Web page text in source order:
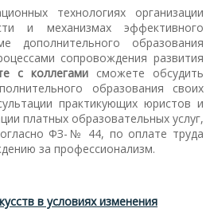
технологиях организации
и механизмах эффективного
дополнительного образования
сопровождения развития
с коллегами сможете обсудить
образования своих
практикующих юристов и
платных образовательных услуг,
ФЗ-№ 44, по оплате труда
за профессионализм.
в условиях изменения